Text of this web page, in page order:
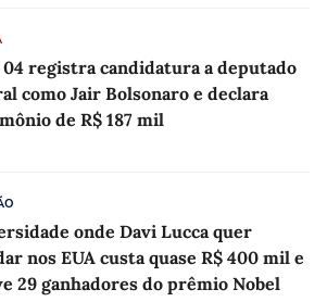
registra candidatura a deputado
como Jair Bolsonaro e declara
de R$ 187 mil
onde Davi Lucca quer
nos EUA custa quase R$ 400 mil e
29 ganhadores do prêmio Nobel